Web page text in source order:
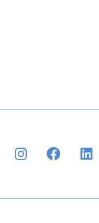
INSTAGRAM